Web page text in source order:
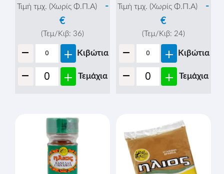
Τιμή τμχ. (Χωρίς Φ.Π.Α)
-
€
(Τεμ/Κιβ: 36)
- + Κιβώτια
- + Τεμάχια
Τιμή τμχ. (Χωρίς Φ.Π.Α)
-
€
(Τεμ/Κιβ: 24)
- + Κιβώτια
- + Τεμάχια